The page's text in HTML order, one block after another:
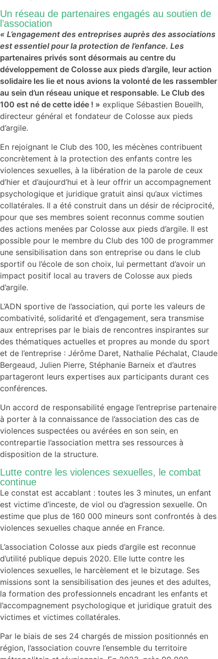
Un réseau de partenaires engagés au soutien de
l’association
« L’engagement des entreprises auprès des associations
est essentiel pour la protection de l’enfance. Les
partenaires privés sont désormais au centre du
développement de Colosse aux pieds d’argile, leur action
solidaire les lie et nous avions la volonté de les rassembler
au sein d’un réseau unique et responsable. Le Club des
100 est né de cette idée ! » explique Sébastien Boueilh,
directeur général et fondateur de Colosse aux pieds
d’argile.
En rejoignant le Club des 100, les mécènes contribuent
concrètement à la protection des enfants contre les
violences sexuelles, à la libération de la parole de ceux
d’hier et d’aujourd’hui et à leur offrir un accompagnement
psychologique et juridique gratuit ainsi qu’aux victimes
collatérales. Il a été construit dans un désir de réciprocité,
pour que ses membres soient reconnus comme soutien
des actions menées par Colosse aux pieds d’argile. Il est
possible pour le membre du Club des 100 de programmer
une sensibilisation dans son entreprise ou dans le club
sportif ou l’école de son choix, lui permettant d’avoir un
impact positif local au travers de Colosse aux pieds
d’argile.
L’ADN sportive de l’association, qui porte les valeurs de
combativité, solidarité et d’engagement, sera transmise
aux entreprises par le biais de rencontres inspirantes sur
des thématiques actuelles et propres au monde du sport
et de l’entreprise : Jérôme Daret, Nathalie Péchalat, Claude
Bergeaud, Julien Pierre, Stéphanie Barneix et d’autres
partageront leurs expertises aux participants durant ces
conférences.
Un accord de responsabilité engage l’entreprise partenaire
à porter à la connaissance de l’association des cas de
violences suspectées ou avérées en son sein, en
contrepartie l’association mettra ses ressources à
disposition de la structure.
Lutte contre les violences sexuelles, le combat
continue
Le constat est accablant : toutes les 3 minutes, un enfant
est victime d’inceste, de viol ou d’agression sexuelle. On
estime que plus de 160 000 mineurs sont confrontés à des
violences sexuelles chaque année en France.
L’association Colosse aux pieds d’argile est reconnue
d’utilité publique depuis 2020. Elle lutte contre les
violences sexuelles, le harcèlement et le bizutage. Ses
missions sont la sensibilisation des jeunes et des adultes,
la formation des professionnels encadrant les enfants et
l’accompagnement psychologique et juridique gratuit des
victimes et victimes collatérales.
Par le biais de ses 24 chargés de mission positionnés en
région, l’association couvre l’ensemble du territoire